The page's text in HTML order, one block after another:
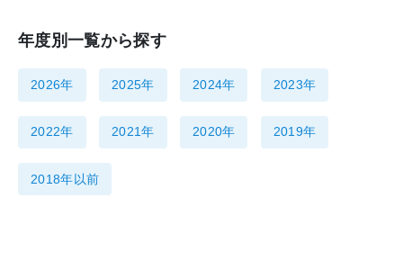
年度別一覧から探す
2026年 2025年 2024年 2023年
2022年 2021年 2020年 2019年
2018年以前